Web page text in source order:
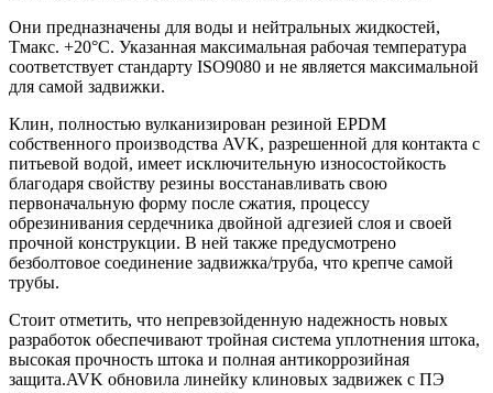
Они предназначены для воды и нейтральных жидкостей,
Tмакс. +20°C. Указанная максимальная рабочая температура
соответствует стандарту ISO9080 и не является максимальной
для самой задвижки.
Клин, полностью вулканизирован резиной EPDM
собственного производства AVK, разрешенной для контакта с
питьевой водой, имеет исключительную износостойкость
благодаря свойству резины восстанавливать свою
первоначальную форму после сжатия, процессу
обрезинивания сердечника двойной адгезией слоя и своей
прочной конструкции. В ней также предусмотрено
безболтовое соединение задвижка/труба, что крепче самой
трубы.
Стоит отметить, что непревзойденную надежность новых
разработок обеспечивают тройная система уплотнения штока,
высокая прочность штока и полная антикоррозийная
защита.AVK обновила линейку клиновых задвижек с ПЭ